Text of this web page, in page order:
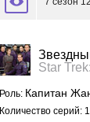
Star
Роль: Капитан
Количество серий: 1